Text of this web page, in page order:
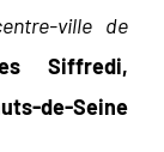
ville de
Siffredi,
de-Seine